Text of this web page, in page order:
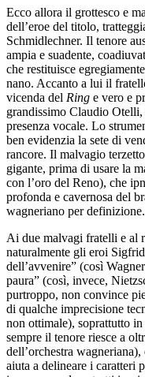
Ecco allora il grottesco e
dell’eroe del titolo,
Schmidlechner. Il tenore
ampia e suadente,
che restituisce
nano. Accanto a lui il
vicenda del Ring e vero e
grandissimo Claudio
presenza vocale. Lo
ben evidenzia la sete di
rancore. Il malvagio
gigante, prima di usare la
con l’oro del Reno), che
profonda e cavernosa del
wagneriano per definizione.
Ai due malvagi fratelli e al
naturalmente gli eroi
dell’avvenire” (così
paura” (così, invece,
purtroppo, non convince
di qualche imprecisione
non ottimale), soprattutto
sempre il tenore riesce a
dell’orchestra
aiuta a delineare i caratteri